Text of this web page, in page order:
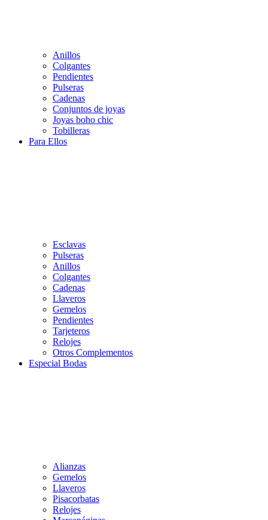
Anillos
Colgantes
Pendientes
Pulseras
Cadenas
Conjuntos de joyas
Joyas boho chic
Tobilleras
Para Ellos
Esclavas
Pulseras
Anillos
Colgantes
Cadenas
Llaveros
Gemelos
Pendientes
Tarjeteros
Relojes
Otros Complementos
Especial Bodas
Alianzas
Gemelos
Llaveros
Pisacorbatas
Relojes